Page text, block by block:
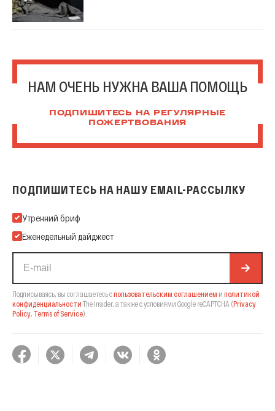
НАМ ОЧЕНЬ НУЖНА ВАША ПОМОЩЬ
ПОДПИШИТЕСЬ НА РЕГУЛЯРНЫЕ
ПОЖЕРТВОВАНИЯ
ПОДПИШИТЕСЬ НА НАШУ EMAIL-РАССЫЛКУ
Подпишитесь на нашу Email-рассылку
Утренний бриф
Еженедельный дайджест
Подписываясь, вы соглашаетесь спользовательским соглашением и политикой
конфиденциальности The Insider, а также с условиями Google reCAPTCHA (Privacy
Policy Terms of Service).